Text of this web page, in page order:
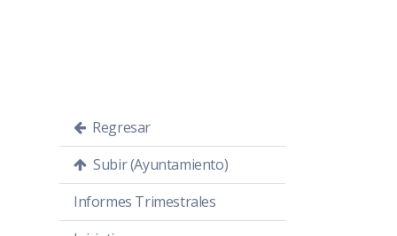
Regresar
Subir (Ayuntamiento)
Informes Trimestrales